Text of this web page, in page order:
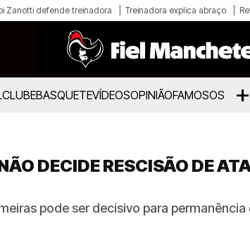
Zanotti defende treinadora Treinadora explica abraço
CLUBEBASQUETEVÍDEOSOPINIÃOFAMOSOS +
DECIDE RESCISÃO DE
pode ser decisivo para